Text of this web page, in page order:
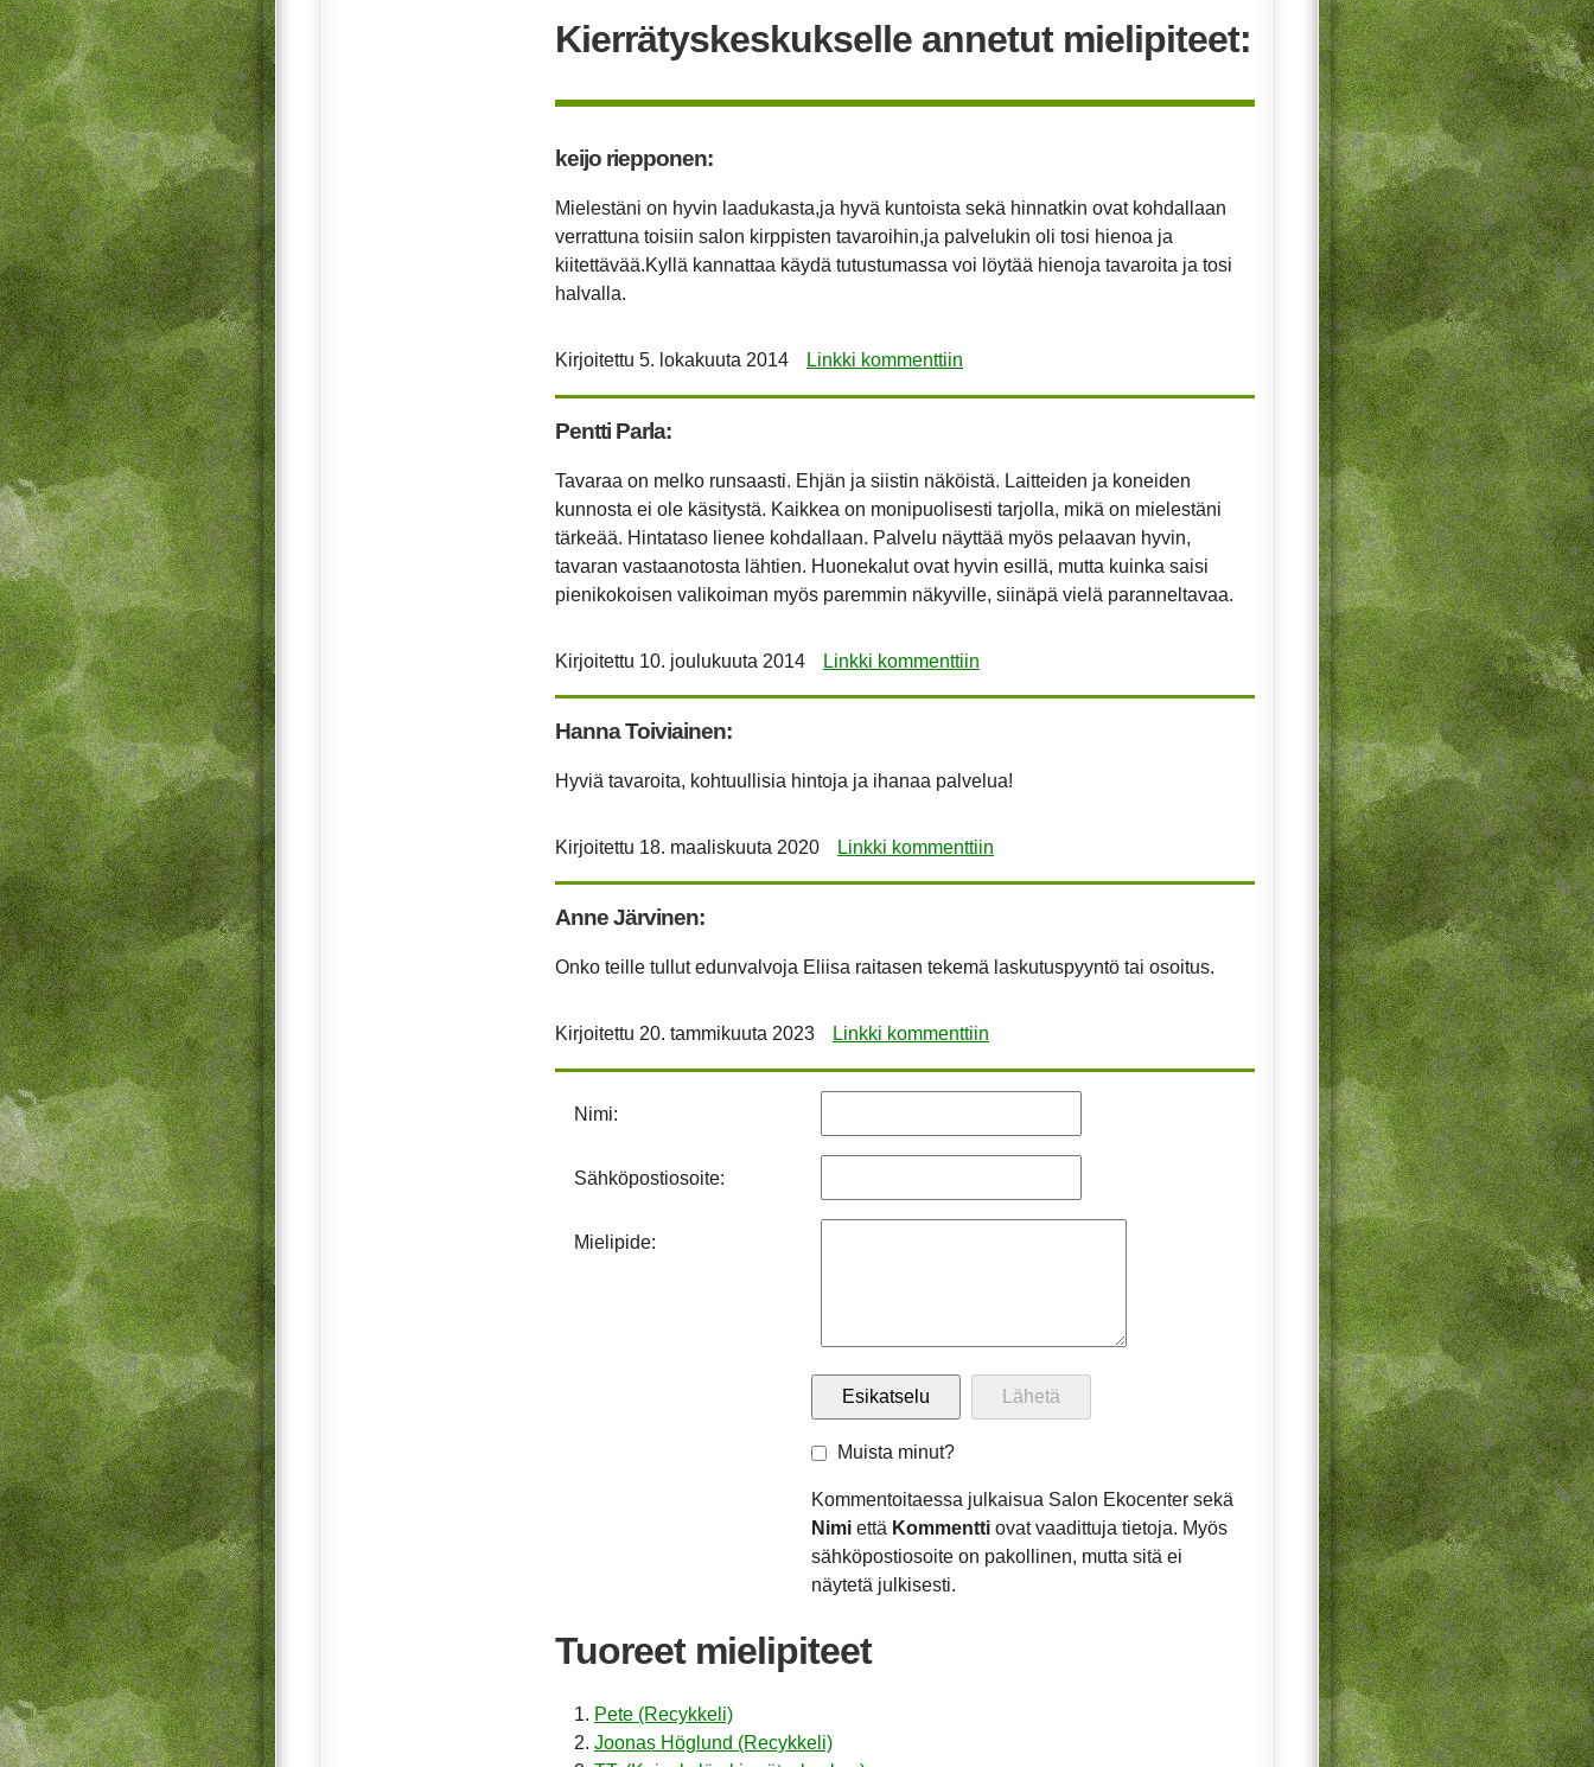
Kierrätyskeskukselle annetut mielipiteet:
keijo riepponen:
Mielestäni on hyvin laadukasta,ja hyvä kuntoista sekä hinnatkin ovat kohdallaan
verrattuna toisiin salon kirppisten tavaroihin,ja palvelukin oli tosi hienoa ja
kiitettävää.Kyllä kannattaa käydä tutustumassa voi löytää hienoja tavaroita ja tosi
halvalla.
Kirjoitettu 5. lokakuuta 2014 Linkki kommenttiin
Pentti Parla:
Tavaraa on melko runsaasti. Ehjän ja siistin näköistä. Laitteiden ja koneiden
kunnosta ei ole käsitystä. Kaikkea on monipuolisesti tarjolla, mikä on mielestäni
tärkeää. Hintataso lienee kohdallaan. Palvelu näyttää myös pelaavan hyvin,
tavaran vastaanotosta lähtien. Huonekalut ovat hyvin esillä, mutta kuinka saisi
pienikokoisen valikoiman myös paremmin näkyville, siinäpä vielä paranneltavaa.
Kirjoitettu 10. joulukuuta 2014 Linkki kommenttiin
Hanna Toiviainen:
Hyviä tavaroita, kohtuullisia hintoja ja ihanaa palvelua!
Kirjoitettu 18. maaliskuuta 2020 Linkki kommenttiin
Anne Järvinen:
Onko teille tullut edunvalvoja Eliisa raitasen tekemä laskutuspyyntö tai osoitus.
Kirjoitettu 20. tammikuuta 2023 Linkki kommenttiin
Nimi:
Sähköpostiosoite:
Mielipide:
Muista minut?
Kommentoitaessa julkaisua Salon Ekocenter sekä
Nimi että Kommentti ovat vaadittuja tietoja. Myös
sähköpostiosoite on pakollinen, mutta sitä ei
näytetä julkisesti.
Tuoreet mielipiteet
Pete (Recykkeli)
Joonas Höglund (Recykkeli)